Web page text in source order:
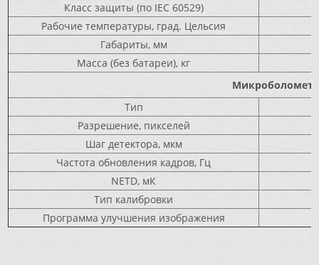
Класс защиты (по IEC 60529)
Рабочие температуры, град. Цельсия
Габариты, мм
Масса (без батареи), кг
Тип
Разрешение, пикселей
Шаг детектора, мкм
Частота обновления кадров, Гц
NETD, мК
Тип калибровки
Программа улучшения изображения